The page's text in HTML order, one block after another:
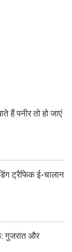
हैं पनीर तो हो जाएं
ट्रैफिक ई-चालान
गुजरात और